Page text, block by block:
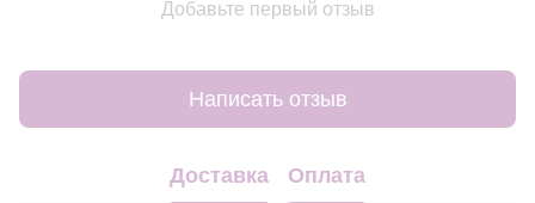
Добавьте первый отзыв
Написать отзыв
Доставка Оплата